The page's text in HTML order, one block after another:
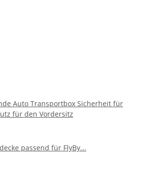
Auto Transportbox Sicherheit für
für den Vordersitz